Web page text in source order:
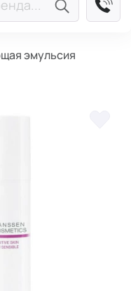
эмульсия